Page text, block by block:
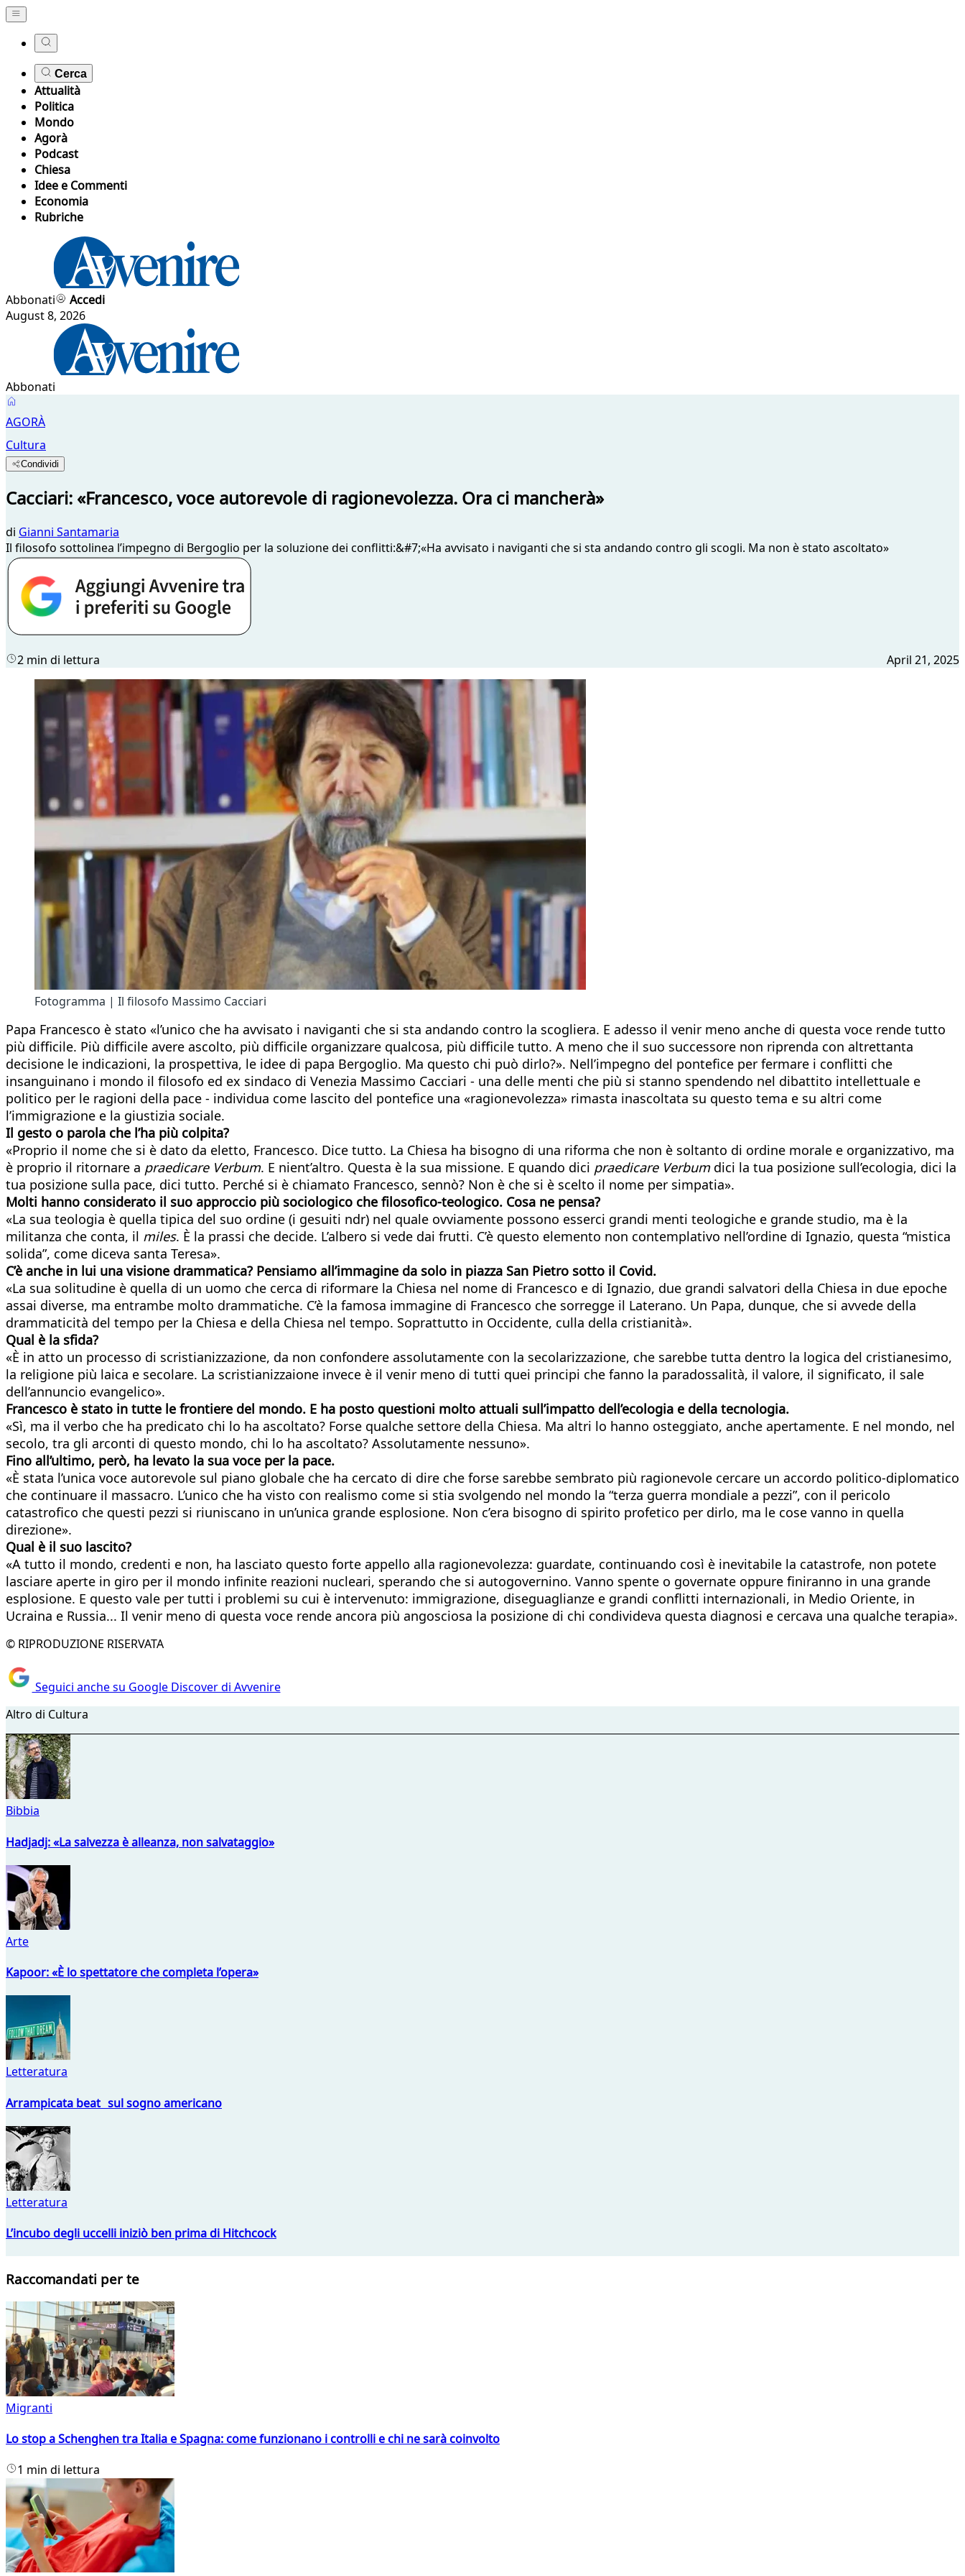
Cerca
Attualità
Politica
Mondo
Agorà
Podcast
Chiesa
Idee e Commenti
Economia
Rubriche
Abbonati
Accedi
August 8, 2026
Abbonati
AGORÀ
Cultura
Condividi
Cacciari: «Francesco, voce autorevole di ragionevolezza. Ora ci mancherà»
di Gianni Santamaria
Il filosofo sottolinea l’impegno di Bergoglio per la soluzione dei conflitti:&#7;«Ha avvisato i naviganti che si sta andando contro gli scogli. Ma non è stato ascoltato»
2 min di lettura April 21, 2025
Fotogramma | Il filosofo Massimo Cacciari
Papa Francesco è stato «l’unico che ha avvisato i naviganti che si sta andando contro la scogliera. E adesso il venir meno anche di questa voce rende tutto
più difficile. Più difficile avere ascolto, più difficile organizzare qualcosa, più difficile tutto. A meno che il suo successore non riprenda con altrettanta
decisione le indicazioni, la prospettiva, le idee di papa Bergoglio. Ma questo chi può dirlo?». Nell’impegno del pontefice per fermare i conflitti che
insanguinano i mondo il filosofo ed ex sindaco di Venezia Massimo Cacciari - una delle menti che più si stanno spendendo nel dibattito intellettuale e
politico per le ragioni della pace - individua come lascito del pontefice una «ragionevolezza» rimasta inascoltata su questo tema e su altri come
l’immigrazione e la giustizia sociale.
Il gesto o parola che l’ha più colpita?
«Proprio il nome che si è dato da eletto, Francesco. Dice tutto. La Chiesa ha bisogno di una riforma che non è soltanto di ordine morale e organizzativo, ma
è proprio il ritornare a praedicare Verbum. E nient’altro. Questa è la sua missione. E quando dici praedicare Verbumdici la tua posizione sull’ecologia, dici la
tua posizione sulla pace, dici tutto. Perché si è chiamato Francesco, sennò? Non è che si è scelto il nome per simpatia».
Molti hanno considerato il suo approccio più sociologico che filosofico-teologico. Cosa ne pensa?
«La sua teologia è quella tipica del suo ordine (i gesuiti ndr) nel quale ovviamente possono esserci grandi menti teologiche e grande studio, ma è la
militanza che conta, il miles. È la prassi che decide. L’albero si vede dai frutti. C’è questo elemento non contemplativo nell’ordine di Ignazio, questa “mistica
solida”, come diceva santa Teresa».
C’è anche in lui una visione drammatica? Pensiamo all’immagine da solo in piazza San Pietro sotto il Covid.
«La sua solitudine è quella di un uomo che cerca di riformare la Chiesa nel nome di Francesco e di Ignazio, due grandi salvatori della Chiesa in due epoche
assai diverse, ma entrambe molto drammatiche. C’è la famosa immagine di Francesco che sorregge il Laterano. Un Papa, dunque, che si avvede della
drammaticità del tempo per la Chiesa e della Chiesa nel tempo. Soprattutto in Occidente, culla della cristianità».
Qual è la sfida?
«È in atto un processo di scristianizzazione, da non confondere assolutamente con la secolarizzazione, che sarebbe tutta dentro la logica del cristianesimo,
la religione più laica e secolare. La scristianizzaione invece è il venir meno di tutti quei principi che fanno la paradossalità, il valore, il significato, il sale
dell’annuncio evangelico».
Francesco è stato in tutte le frontiere del mondo. E ha posto questioni molto attuali sull’impatto dell’ecologia e della tecnologia.
«Sì, ma il verbo che ha predicato chi lo ha ascoltato? Forse qualche settore della Chiesa. Ma altri lo hanno osteggiato, anche apertamente. E nel mondo, nel
secolo, tra gli arconti di questo mondo, chi lo ha ascoltato? Assolutamente nessuno».
Fino all’ultimo, però, ha levato la sua voce per la pace.
«È stata l’unica voce autorevole sul piano globale che ha cercato di dire che forse sarebbe sembrato più ragionevole cercare un accordo politico-diplomatico
che continuare il massacro. L’unico che ha visto con realismo come si stia svolgendo nel mondo la “terza guerra mondiale a pezzi”, con il pericolo
catastrofico che questi pezzi si riuniscano in un’unica grande esplosione. Non c’era bisogno di spirito profetico per dirlo, ma le cose vanno in quella
direzione».
Qual è il suo lascito?
«A tutto il mondo, credenti e non, ha lasciato questo forte appello alla ragionevolezza: guardate, continuando così è inevitabile la catastrofe, non potete
lasciare aperte in giro per il mondo infinite reazioni nucleari, sperando che si autogovernino. Vanno spente o governate oppure finiranno in una grande
esplosione. E questo vale per tutti i problemi su cui è intervenuto: immigrazione, diseguaglianze e grandi conflitti internazionali, in Medio Oriente, in
Ucraina e Russia... Il venir meno di questa voce rende ancora più angosciosa la posizione di chi condivideva questa diagnosi e cercava una qualche terapia».
© RIPRODUZIONE RISERVATA
Seguici anche su Google Discover di Avvenire
Altro di Cultura
Bibbia
Hadjadj: «La salvezza è alleanza, non salvataggio»
Arte
Kapoor: «È lo spettatore che completa l’opera»
Letteratura
Arrampicata beat sul sogno americano
Letteratura
L’incubo degli uccelli iniziò ben prima di Hitchcock
Raccomandati per te
Migranti
Lo stop a Schenghen tra Italia e Spagna: come funzionano i controlli e chi ne sarà coinvolto
1 min di lettura